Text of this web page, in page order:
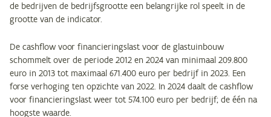
de bedrijven de bedrijfsgrootte een belangrijke rol speelt in de
grootte van de indicator.
De cashflow voor financieringslast voor de glastuinbouw
schommelt over de periode 2012 en 2024 van minimaal 209.800
euro in 2013 tot maximaal 671.400 euro per bedrijf in 2023. Een
forse verhoging ten opzichte van 2022. In 2024 daalt de cashflow
voor financieringslast weer tot 574.100 euro per bedrijf; de één na
hoogste waarde.